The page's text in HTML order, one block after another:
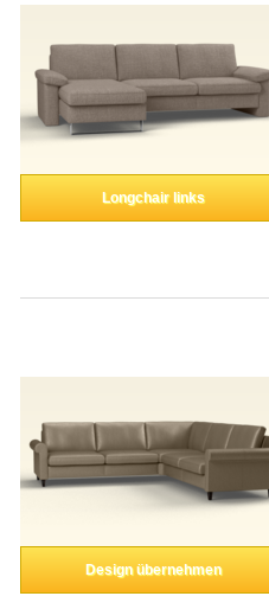
Longchair links
Design übernehmen